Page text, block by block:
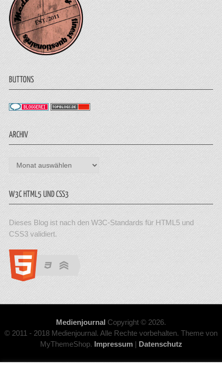
BUTTONS
ARCHIV
Archiv
W3C HTML5 UND CSS3
Dieses Blog ist nach den W3C-Standards für HTML5 und
CSS3 validiert.
Medienjournal Copyright © 2026.
© 2011 - 2018 Medienjournal. Alle Rechte vorbehalten. Theme von
MyThemeShop. Impressum| Datenschutz